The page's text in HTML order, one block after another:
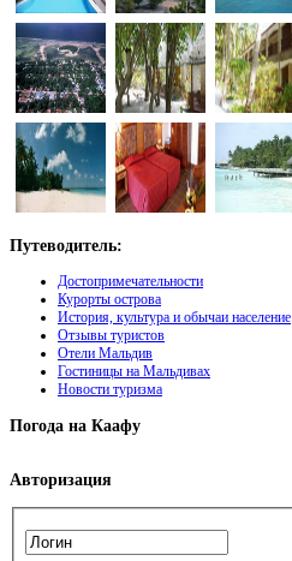
Путеводитель:
Достопримечательности
Курорты острова
История, культура и обычаи население
Отзывы туристов
Отели Мальдив
Гостиницы на Мальдивах
Новости туризма
Погода на Каафу
Авторизация